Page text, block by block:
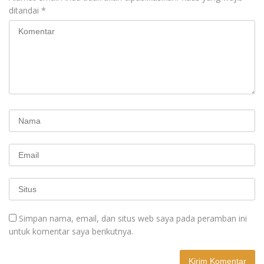
ditandai *
Simpan nama, email, dan situs web saya pada peramban ini
untuk komentar saya berikutnya.